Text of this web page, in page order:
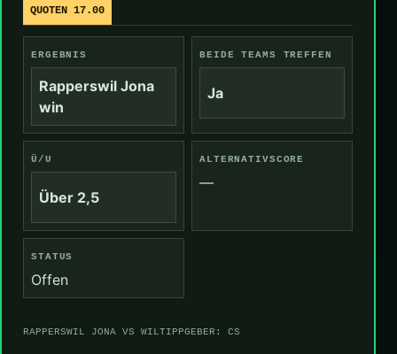
QUOTEN 17.00
ERGEBNIS
Rapperswil Jona
win
BEIDE TEAMS TREFFEN
Ja
Ü/U
Über 2,5
ALTERNATIVSCORE
—
STATUS
Offen
RAPPERSWIL JONA VS WILTIPPGEBER: CS